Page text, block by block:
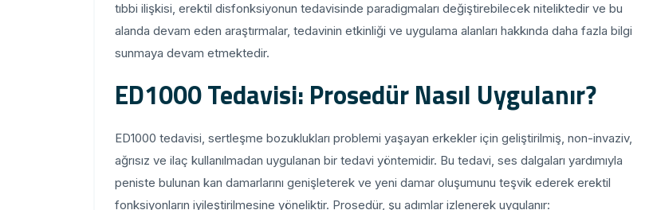
tıbbi ilişkisi, erektil disfonksiyonun tedavisinde paradigmaları değiştirebilecek niteliktedir ve bu
alanda devam eden araştırmalar, tedavinin etkinliği ve uygulama alanları hakkında daha fazla bilgi
sunmaya devam etmektedir.
ED1000 Tedavisi: Prosedür Nasıl Uygulanır?
ED1000 tedavisi, sertleşme bozuklukları problemi yaşayan erkekler için geliştirilmiş, non-invaziv,
ağrısız ve ilaç kullanılmadan uygulanan bir tedavi yöntemidir. Bu tedavi, ses dalgaları yardımıyla
peniste bulunan kan damarlarını genişleterek ve yeni damar oluşumunu teşvik ederek erektil
fonksiyonların iyileştirilmesine yöneliktir. Prosedür, şu adımlar izlenerek uygulanır: